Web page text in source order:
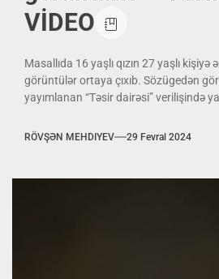
VİDEO
Masallıda 16 yaşlı qızın 27 yaşlı kişiyə
görüntülər ortaya çıxıb. Sözügedən
yayımlanan “Təsir dairəsi” verilişində
RÖVŞƏN MEHDIYEV 29 Fevral 2024